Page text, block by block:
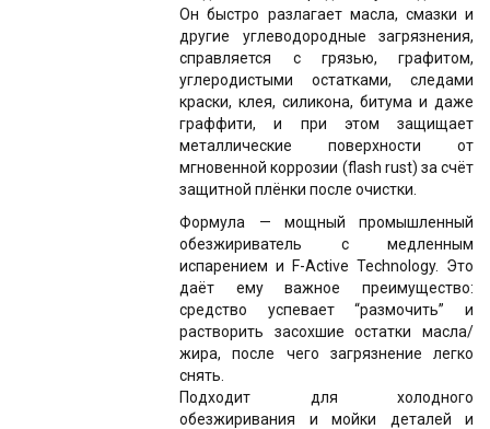
Он быстро разлагает масла, смазки и
другие углеводородные загрязнения,
справляется с грязью, графитом,
углеродистыми остатками, следами
краски, клея, силикона, битума и даже
граффити, и при этом защищает
металлические поверхности от
мгновенной коррозии (flash rust) за счёт
защитной плёнки после очистки.
Формула — мощный промышленный
обезжириватель с медленным
испарением и F-Active Technology. Это
даёт ему важное преимущество:
средство успевает “размочить” и
растворить засохшие остатки масла/
жира, после чего загрязнение легко
снять.
Подходит для холодного
обезжиривания и мойки деталей и